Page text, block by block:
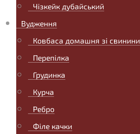
Чізкейк дубайський
Вудження
Ковбаса домашня зі свинини
Перепілка
Грудинка
Курча
Ребро
Філе качки